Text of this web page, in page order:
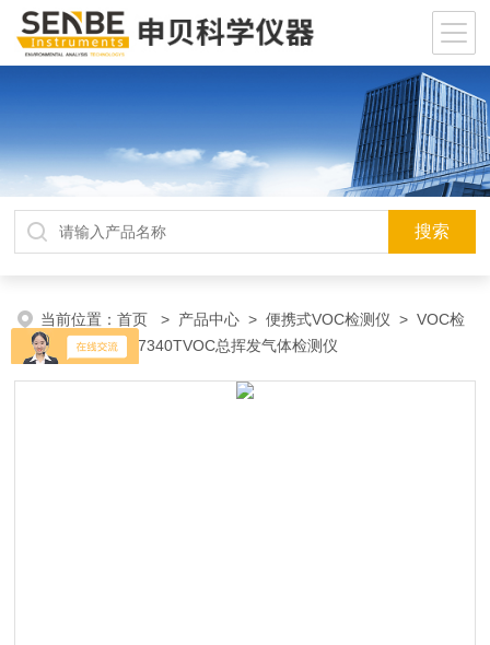
当前位置：首页 > 产品中心 >便携式VOC检测仪 >VOC检
测仪
> PGM-7340TVOC总挥发气体检测仪